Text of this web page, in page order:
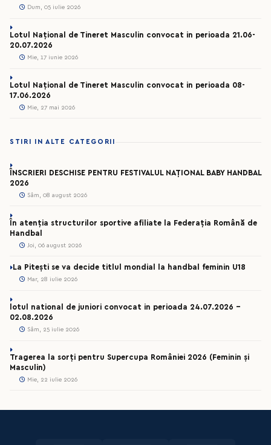
Dum, 05 iulie 2026
Lotul Național de Tineret Masculin convocat in perioada 21.06-
20.07.2026
Mie, 17 iunie 2026
Lotul Național de Tineret Masculin convocat in perioada 08-
17.06.2026
Mie, 27 mai 2026
STIRI IN ALTE CATEGORII
ÎNSCRIERI DESCHISE PENTRU FESTIVALUL NAȚIONAL BABY HANDBAL
2026
Sâm, 08 august 2026
În atenția structurilor sportive afiliate la Federația Română de
Handbal
Joi, 06 august 2026
La Pitești se va decide titlul mondial la handbal feminin U18
Mar, 28 iulie 2026
lotul national de juniori convocat in perioada 24.07.2026 –
02.08.2026
Sâm, 25 iulie 2026
Tragerea la sorți pentru Supercupa României 2026 (Feminin și
Masculin)
Mie, 22 iulie 2026